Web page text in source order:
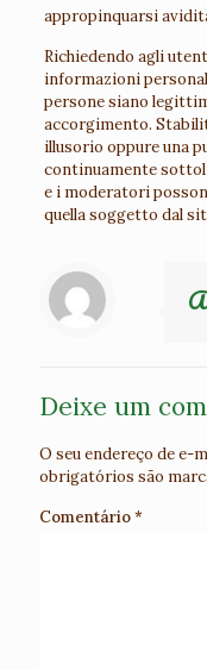
appropinquarsi
Richiedendo agli
informazioni
persone siano
accorgimento.
illusorio oppure una
continuamente
e i moderatori
quella soggetto dal
Deixe um
O seu endereço de e-
obrigatórios são
Comentário*